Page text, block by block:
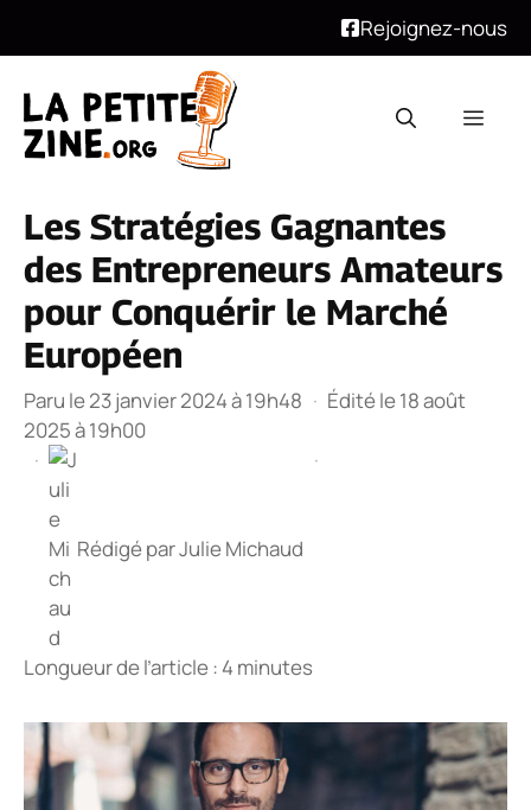
Rejoignez-nous
contenu
Les Stratégies Gagnantes
des Entrepreneurs Amateurs
pour Conquérir le Marché
Européen
Paru le 23 janvier 2024 à 19h48 · Édité le 18 août
2025 à 19h00
·
Rédigé parJulie Michaud
·
Longueur de l’article : 4 minutes